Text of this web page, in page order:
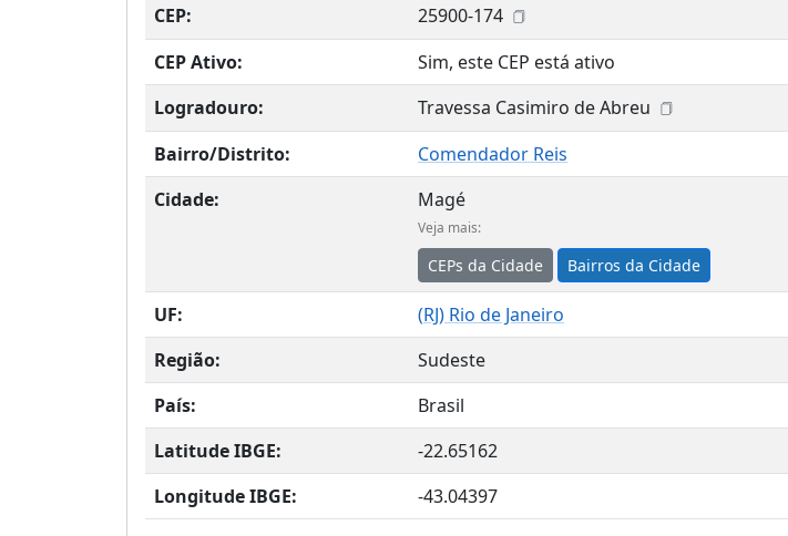
CEP:
25900-174
CEP Ativo:
Sim, este CEP está ativo
Logradouro:
Travessa Casimiro de Abreu
Bairro/Distrito:
Comendador Reis
Cidade:
Magé
Veja mais:
CEPs da Cidade Bairros da Cidade
UF: (RJ) Rio de Janeiro
Região:
Sudeste
País:
Brasil
Latitude IBGE:
-22.65162
Longitude IBGE:
-43.04397